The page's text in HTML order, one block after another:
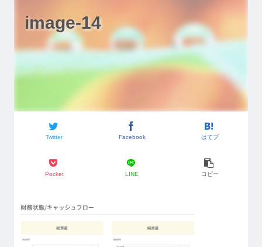
image-14
Twitter Facebook はてブ
Pocket LINE コピー